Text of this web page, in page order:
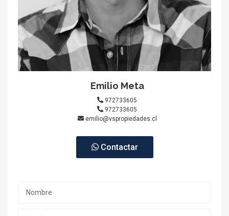
Emilio Meta
972733605
972733605
emilio@vspropiedades.cl
Contactar